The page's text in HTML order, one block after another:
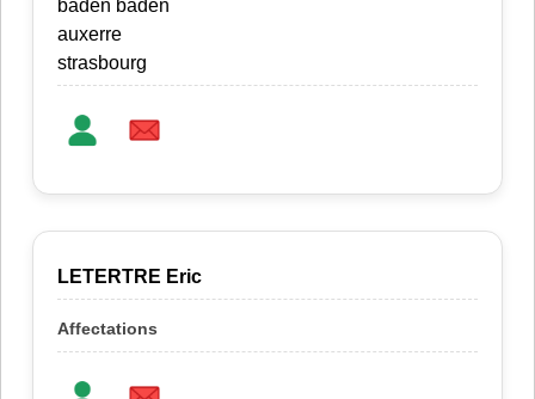
baden baden
auxerre
strasbourg
LETERTRE Eric